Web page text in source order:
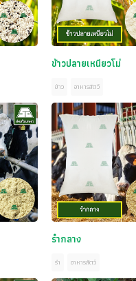
ข้าวปลายเหนียวโม่
ข้าว อาหารสัตว์
รำกลาง
รำ อาหารสัตว์